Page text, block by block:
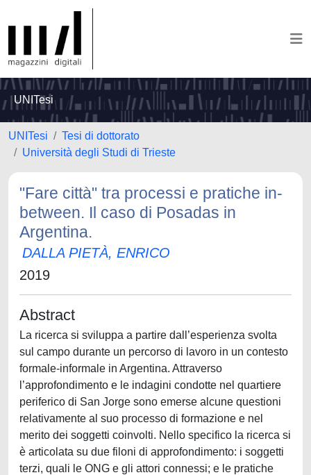
UNITesi
UNITesi
Tesi di dottorato
Università degli Studi di Trieste
"Fare città" tra processi e pratiche in-
between. Il caso di Posadas in
Argentina.
DALLA PIETÀ, ENRICO
2019
Abstract
La ricerca si sviluppa a partire dall’esperienza svolta
sul campo durante un percorso di lavoro in un contesto
formale-informale in Argentina. Attraverso
l’approfondimento e le indagini condotte nel quartiere
periferico di San Jorge sono emerse alcune questioni
relativamente al suo processo di formazione e nel
merito dei soggetti coinvolti. Nello specifico la ricerca si
è articolata su due filoni di approfondimento: i soggetti
terzi, quali le ONG e gli attori connessi; e le pratiche